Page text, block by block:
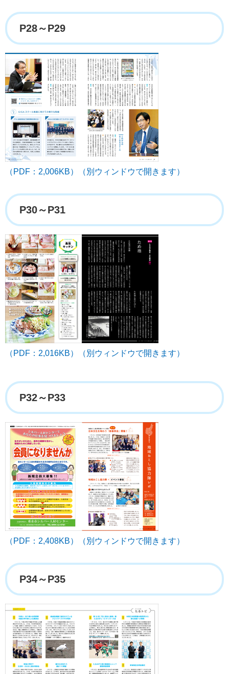
P28～P29
（PDF：2,006KB）（別ウィンドウで開きます）
P30～P31
（PDF：2,016KB）（別ウィンドウで開きます）
P32～P33
（PDF：2,408KB）（別ウィンドウで開きます）
P34～P35